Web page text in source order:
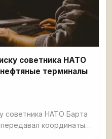
советника НАТО
терминалы
советника НАТО Барта
координаты